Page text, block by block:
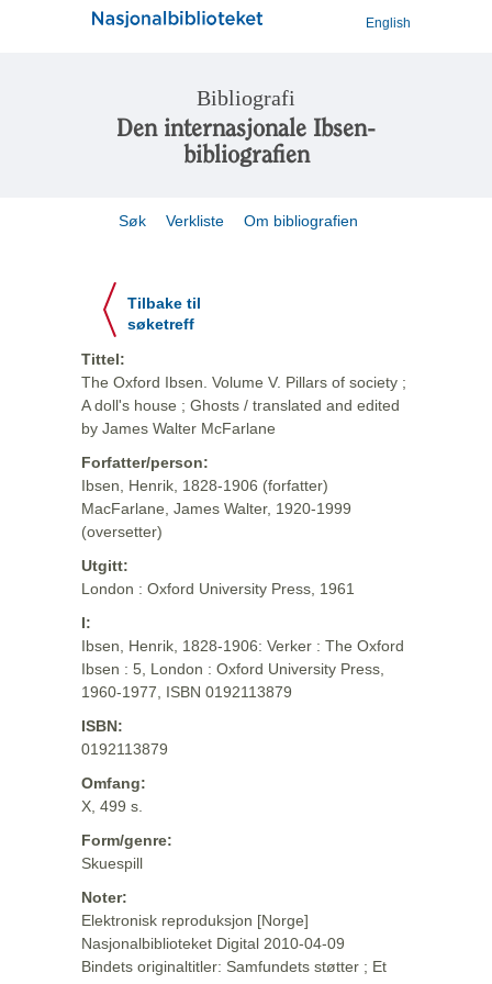
English
Bibliografi
Den internasjonale Ibsen-
bibliografien
Søk Verkliste Om bibliografien
Tilbake til
søketreff
Tittel:
The Oxford Ibsen. Volume V. Pillars of society ;
A doll's house ; Ghosts / translated and edited
by James Walter McFarlane
Forfatter/person:
Ibsen, Henrik, 1828-1906 (forfatter)
MacFarlane, James Walter, 1920-1999
(oversetter)
Utgitt:
London : Oxford University Press, 1961
I:
Ibsen, Henrik, 1828-1906: Verker : The Oxford
Ibsen : 5, London : Oxford University Press,
1960-1977, ISBN 0192113879
ISBN:
0192113879
Omfang:
X, 499 s.
Form/genre:
Skuespill
Noter:
Elektronisk reproduksjon [Norge]
Nasjonalbiblioteket Digital 2010-04-09
Bindets originaltitler: Samfundets støtter ; Et